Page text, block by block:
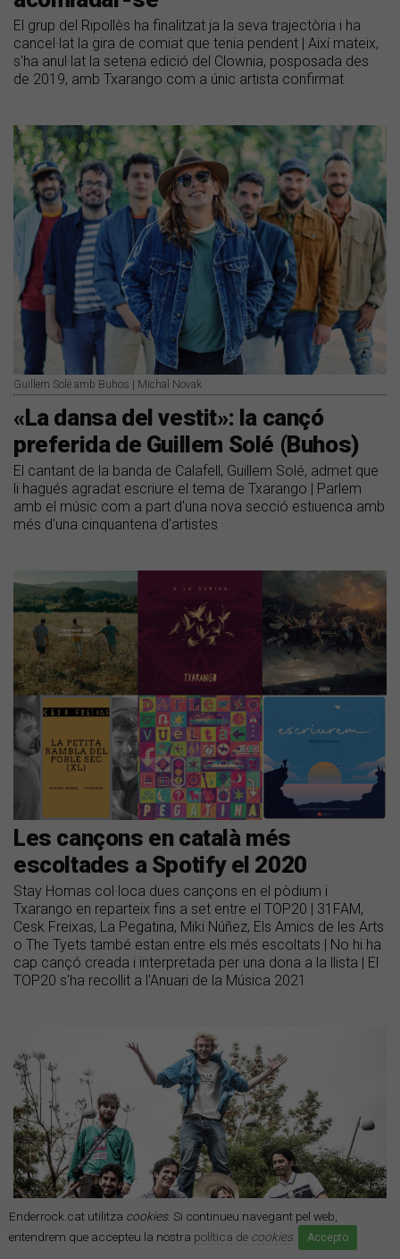
Enderrock.cat utilitza cookies. Si continueu navegant pel web,
entendrem que accepteu la nostra política de cookies. Accepto
El grup del Ripollès ha finalitzat ja la seva trajectòria i ha
cancel·lat la gira de comiat que tenia pendent | Així mateix,
s'ha anul·lat la setena edició del Clownia, posposada des
de 2019, amb Txarango com a únic artista confirmat
Guillem Solé amb Buhos | Michal Novak
​«La dansa del vestit»: la cançó
preferida de Guillem Solé (Buhos)
El cantant de la banda de Calafell, Guillem Solé, admet que
li hagués agradat escriure el tema de Txarango | Parlem
amb el músic com a part d'una nova secció estiuenca amb
més d'una cinquantena d'artistes
Les cançons en català més
escoltades a Spotify el 2020
Stay Homas col·loca dues cançons en el pòdium i
Txarango en reparteix fins a set entre el TOP20 | 31FAM,
Cesk Freixas, La Pegatina, Miki Núñez, Els Amics de les Arts
o The Tyets també estan entre els més escoltats | No hi ha
cap cançó creada i interpretada per una dona a la llista | El
TOP20 s'ha recollit a l'Anuari de la Música 2021